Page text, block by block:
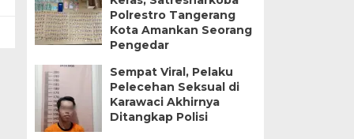
Polrestro Tangerang
Kota Amankan Seorang
Pengedar
Sempat Viral, Pelaku
Pelecehan Seksual di
Karawaci Akhirnya
Ditangkap Polisi